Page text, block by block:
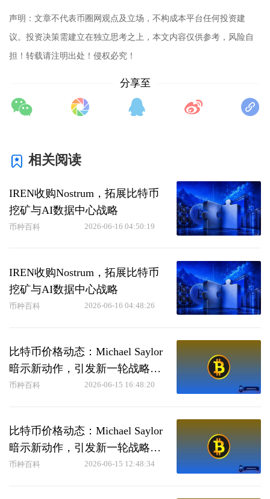
声明：文章不代表币圈网观点及立场，不构成本平台任何投资建
议。投资决策需建立在独立思考之上，本文内容仅供参考，风险自
担！转载请注明出处！侵权必究！
分享至
相关阅读
IREN收购Nostrum，拓展比特币
挖矿与AI数据中心战略
币种百科 2026-06-16 04:50:19
IREN收购Nostrum，拓展比特币
挖矿与AI数据中心战略
币种百科 2026-06-16 04:48:26
比特币价格动态：Michael Saylor
暗示新动作，引发新一轮战略买
入猜测
币种百科 2026-06-15 16:48:20
比特币价格动态：Michael Saylor
暗示新动作，引发新一轮战略买
入猜测
币种百科 2026-06-15 12:48:34